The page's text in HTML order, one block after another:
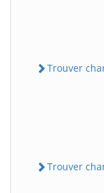
Trouver
Trouver